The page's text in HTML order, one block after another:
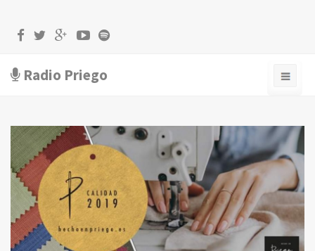
Radio Priego